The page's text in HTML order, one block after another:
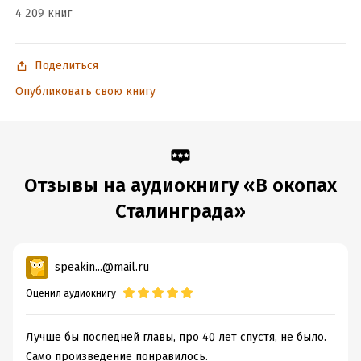
4 209 книг
Поделиться
Опубликовать свою книгу
Отзывы на аудиокнигу «В окопах
Сталинграда»
speakin...@mail.ru
Оценил аудиокнигу
Лучше бы последней главы, про 40 лет спустя, не было.
Само произведение понравилось.